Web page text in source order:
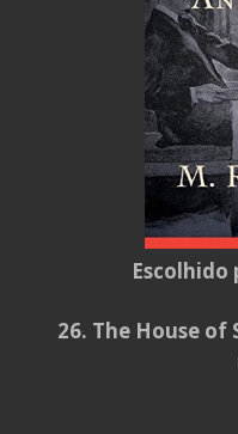
Escolhido
26. The House